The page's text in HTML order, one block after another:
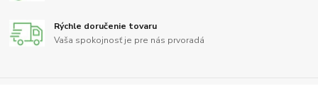
Rýchle doručenie tovaru
Vaša spokojnosť je pre nás prvoradá